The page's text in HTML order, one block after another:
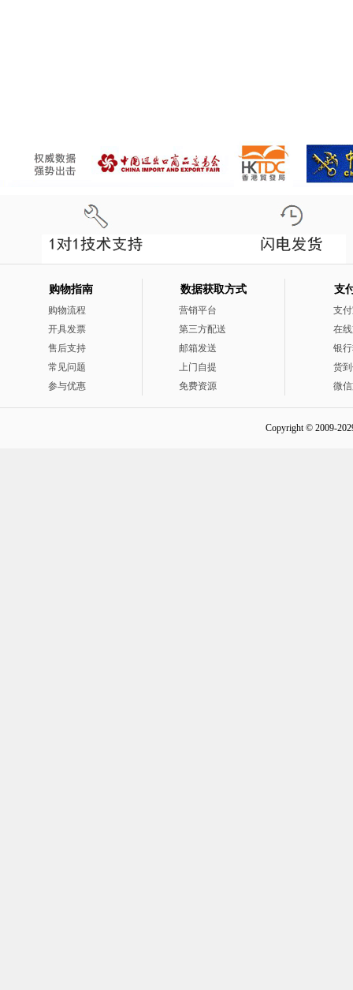
购物指南
购物流程
开具发票
售后支持
常见问题
参与优惠
数据获取方式
营销平台
第三方配送
邮箱发送
上门自提
免费资源
支
支
在
银
货
微
Copyright © 2009-